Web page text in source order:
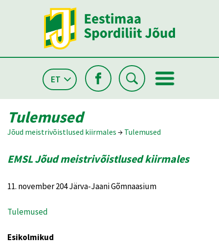
ET
Tulemused
Jõud meistrivõistlused kiirmales → Tulemused
EMSL Jõud meistrivõistlused kiirmales
11. november 204 Järva-Jaani Gõmnaasium
Tulemused
Esikolmikud